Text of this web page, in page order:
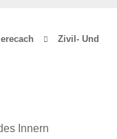
Zivil- Und
Innern